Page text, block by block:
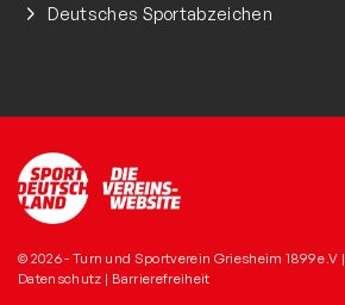
Deutsches Sportabzeichen
© 2026 - Turn und Sportverein Griesheim 1899 e.V |
Datenschutz | Barrierefreiheit